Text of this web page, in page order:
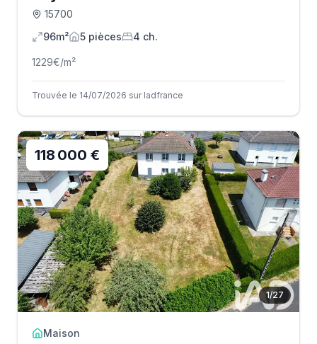
15700
96m²
5 pièces 4 ch.
1229€/m²
Trouvée le 14/07/2026 sur Iadfrance
1/27
118 000 €
Maison